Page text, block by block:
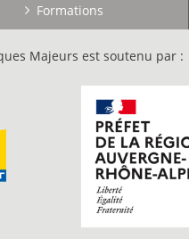
Formations
Majeurs est soutenu par :